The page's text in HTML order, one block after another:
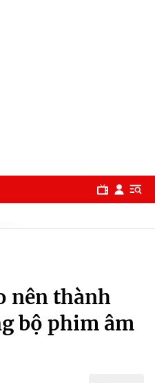
nên thành
bộ phim âm